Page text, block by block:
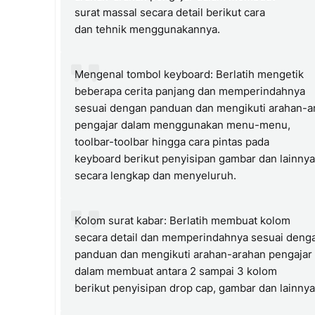
surat massal secara detail berikut cara
dan tehnik menggunakannya.
Mengenal tombol keyboard: Berlatih mengetik
beberapa cerita panjang dan memperindahnya
sesuai dengan panduan dan mengikuti arahan-
pengajar dalam menggunakan menu-menu,
toolbar-toolbar hingga cara pintas pada
keyboard berikut penyisipan gambar dan
secara lengkap dan menyeluruh.
Kolom surat kabar: Berlatih membuat kolom
secara detail dan memperindahnya sesuai
panduan dan mengikuti arahan-arahan pengajar
dalam membuat antara 2 sampai 3 kolom
berikut penyisipan drop cap, gambar dan